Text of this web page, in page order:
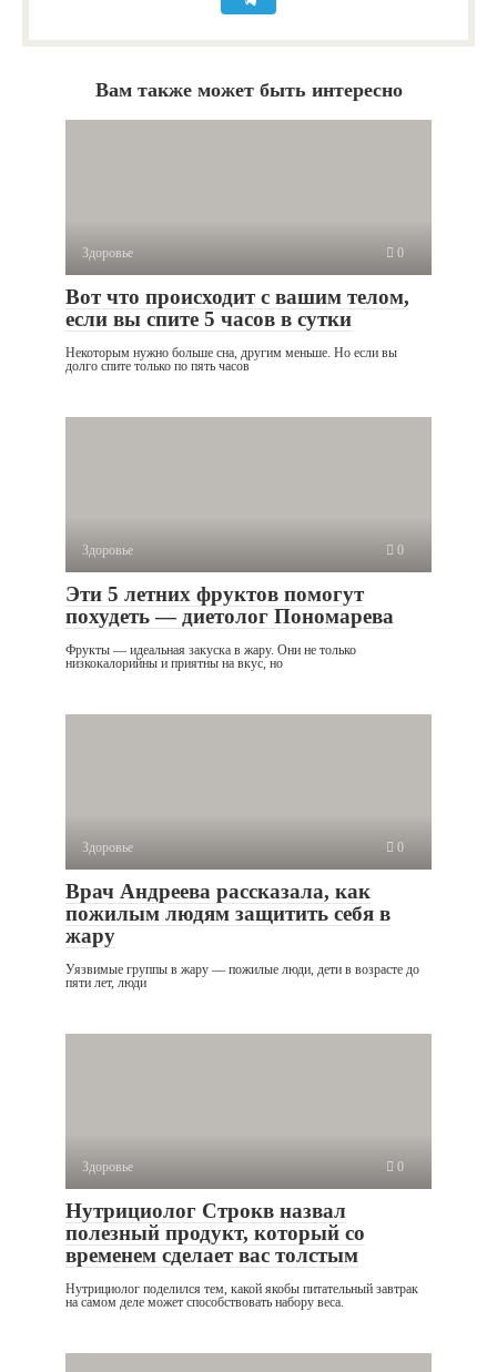
Вам также может быть интересно
Здоровье 0
Вот что происходит с вашим телом,
если вы спите 5 часов в сутки
Некоторым нужно больше сна, другим меньше. Но если вы
долго спите только по пять часов
Здоровье 0
Эти 5 летних фруктов помогут
похудеть — диетолог Пономарева
Фрукты — идеальная закуска в жару. Они не только
низкокалорийны и приятны на вкус, но
Здоровье 0
Врач Андреева рассказала, как
пожилым людям защитить себя в
жару
Уязвимые группы в жару — пожилые люди, дети в возрасте до
пяти лет, люди
Здоровье 0
Нутрициолог Строкв назвал
полезный продукт, который со
временем сделает вас толстым
Нутрициолог поделился тем, какой якобы питательный завтрак
на самом деле может способствовать набору веса.